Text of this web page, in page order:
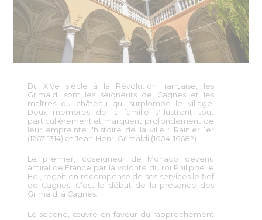
Du XIVe siècle à la Révolution française, les
Grimaldi sont les seigneurs de Cagnes et les
maîtres du château qui surplombe le village.
Deux membres de la famille s'illustrent tout
particulièrement et marquent profondément de
leur empreinte l'histoire de la ville : Rainier 1er
(1267-1314) et Jean-Henri Grimaldi (1604-1668?).
Le premier, coseigneur de Monaco devenu
amiral de France par la volonté du roi Philippe le
Bel, reçoit en récompense de ses services le fief
de Cagnes. C’est le début de la présence des
Grimaldi à Cagnes.
Le second, œuvre en faveur du rapprochement